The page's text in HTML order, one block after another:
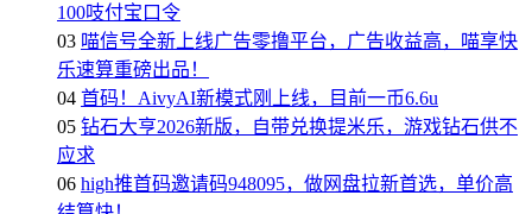
100吱付宝口令
03 喵信号全新上线广告零撸平台，广告收益高，喵享快
乐速算重磅出品！
04 首码！AivyAI新模式刚上线，目前一币6.6u
05 钻石大亨2026新版，自带兑换提米乐，游戏钻石供不
应求
06 high推首码邀请码948095，做网盘拉新首选，单价高